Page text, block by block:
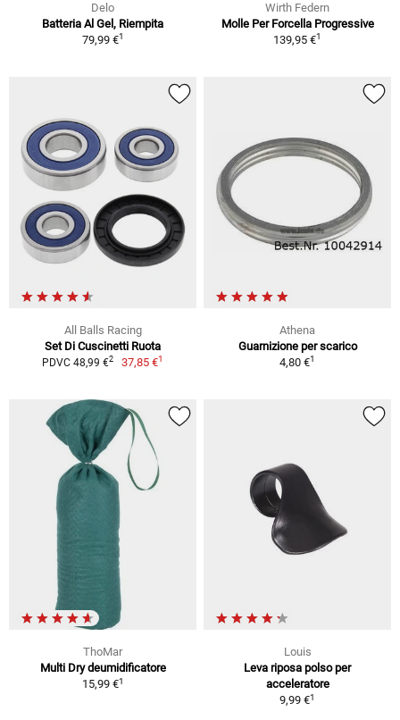
Delo
Batteria Al Gel, Riempita
79,99 €1
Wirth Federn
Molle Per Forcella Progressive
139,95 €1
All Balls Racing
Set Di Cuscinetti Ruota
PDVC 48,99 €2 37,85 €1
Athena
Guarnizione per scarico
4,80 €1
ThoMar
Multi Dry deumidificatore
15,99 €1
Louis
Leva riposa polso per
acceleratore
9,99 €1